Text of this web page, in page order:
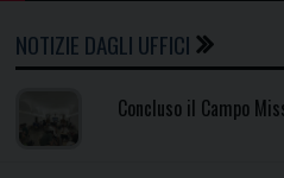
NOTIZIE DAGLI UFFICI
Concluso il Campo